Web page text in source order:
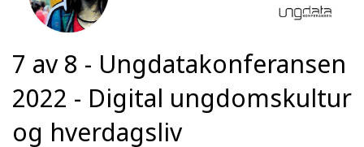
7 av 8 - Ungdatakonferansen
2022 - Digital ungdomskultur
og hverdagsliv